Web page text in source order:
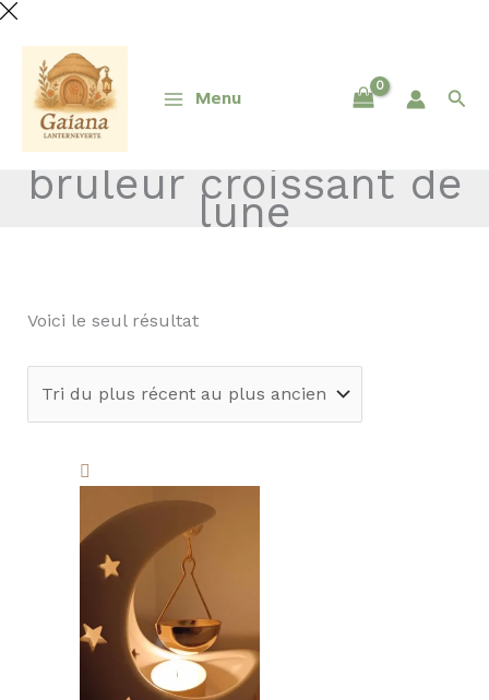
Aller
contenu
Menu
bruleur croissant de
lune
Voici le seul résultat